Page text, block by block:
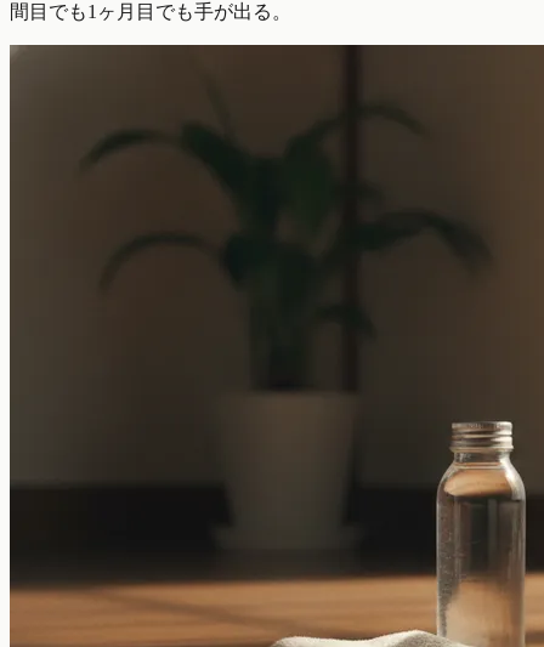
間目でも1ヶ月目でも手が出る。